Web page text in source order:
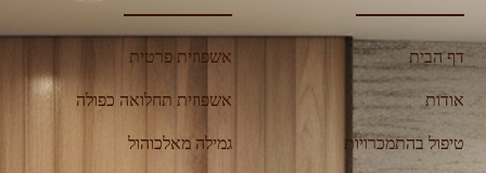
דף הבית
אודות
טיפול בהתמכרויות
אשפוזית פרטית
אשפוזית תחלואה כפולה
גמילה מאלכוהול